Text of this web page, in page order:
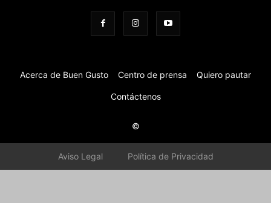
Acerca de Buen Gusto Centro de prensa Quiero pautar
Contáctenos
©
Aviso Legal Política de Privacidad